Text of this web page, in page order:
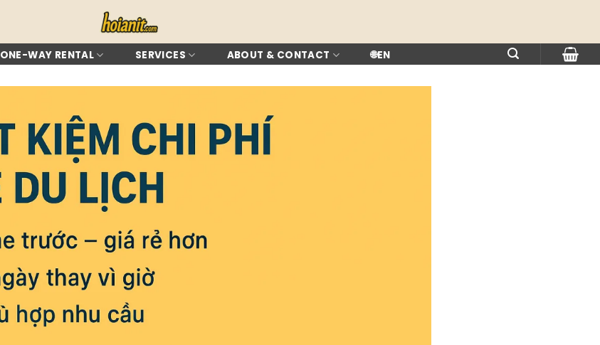
ONE-WAY RENTAL SERVICES ABOUT & CONTACT 🌐EN